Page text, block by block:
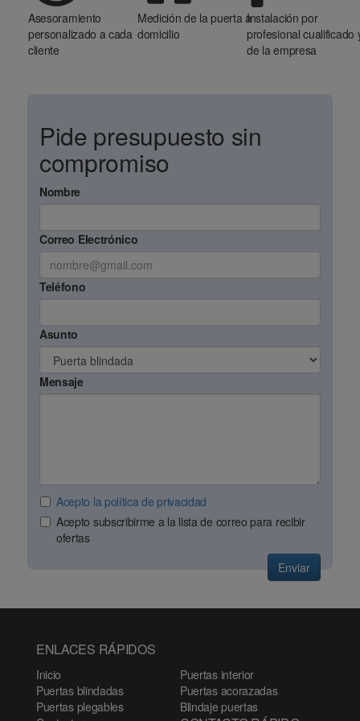
Asesoramiento
personalizado a cada
cliente
Medición de la puerta a
domicilio
Instalación por
profesional cualificado
de la empresa
Pide presupuesto sin
compromiso
Nombre
Correo Electrónico
Teléfono
Asunto
Mensaje
Acepto la política de privacidad
Acepto subscribirme a la lista de correo para recibir
ofertas
Enviar
ENLACES RÁPIDOS
Inicio
Puertas interior
Puertas blindadas
Puertas acorazadas
Puertas plegables
Blindaje puertas